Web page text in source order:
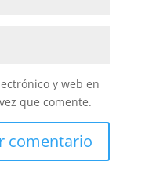
y web en
que comente.